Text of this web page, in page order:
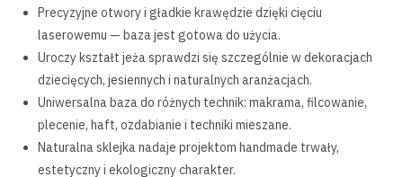
Precyzyjne otwory i gładkie krawędzie dzięki cięciu
laserowemu — baza jest gotowa do użycia.
Uroczy kształt jeża sprawdzi się szczególnie w dekoracjach
dziecięcych, jesiennych i naturalnych aranżacjach.
Uniwersalna baza do różnych technik: makrama, filcowanie,
plecenie, haft, ozdabianie i techniki mieszane.
Naturalna sklejka nadaje projektom handmade trwały,
estetyczny i ekologiczny charakter.